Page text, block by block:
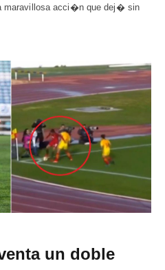
maravillosa acci�n que dej� sin
un doble